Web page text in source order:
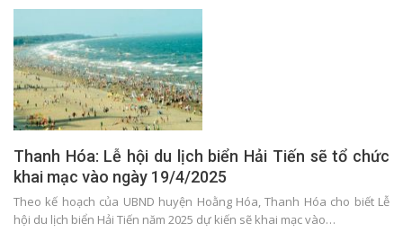
Thanh Hóa: Lễ hội du lịch biển Hải Tiến sẽ tổ chức
khai mạc vào ngày 19/4/2025
Theo kế hoạch của UBND huyện Hoằng Hóa, Thanh Hóa cho biết Lễ
hội du lịch biển Hải Tiến năm 2025 dự kiến sẽ khai mạc vào…